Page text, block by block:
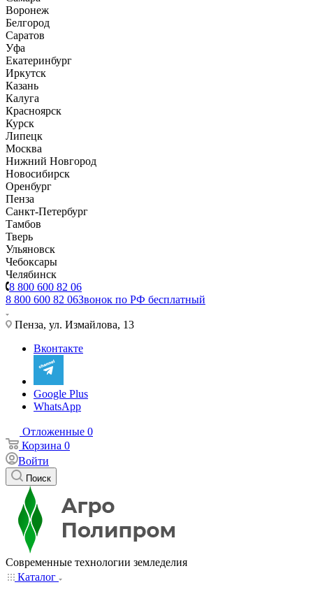
Воронеж
Белгород
Саратов
Уфа
Екатеринбург
Иркутск
Казань
Калуга
Красноярск
Курск
Липецк
Москва
Нижний Новгород
Новосибирск
Оренбург
Пенза
Санкт-Петербург
Тамбов
Тверь
Ульяновск
Чебоксары
Челябинск
8 800 600 82 06
8 800 600 82 06Звонок по РФ бесплатный
Пенза, ул. Измайлова, 13
Вконтакте
Google Plus
WhatsApp
Отложенные 0
Корзина 0
Войти
Поиск
Современные технологии земледелия
Каталог